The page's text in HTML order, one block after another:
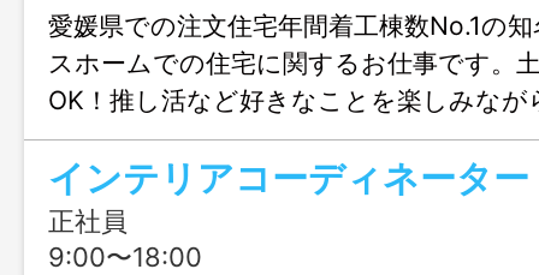
愛媛県での注文住宅年間着工棟数No.1の
スホームでの住宅に関するお仕事です。
OK！推し活など好きなことを楽しみな
きます♪結婚や出産のタイミングでも安心
も充実！人生設計が変わっても安定して
リアチェンジしてみませんか？職場見学
ます！
インテリアコーディネーター
正社員
9:00〜18:00